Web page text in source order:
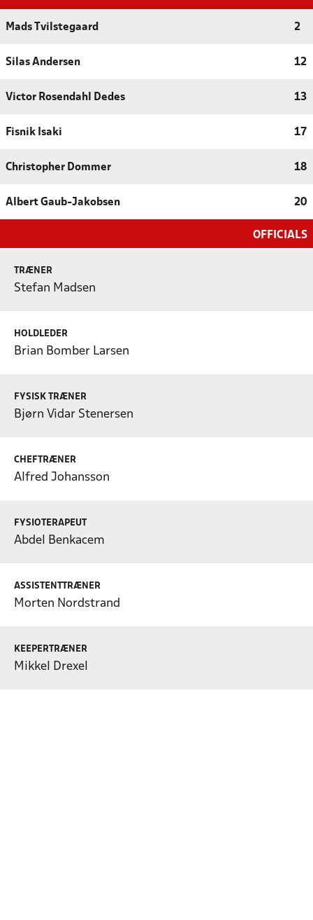
Mads Tvilstegaard 2
Silas Andersen 12
Victor Rosendahl Dedes 13
Fisnik Isaki 17
Christopher Dommer 18
Albert Gaub-Jakobsen 20
OFFICIALS
TRÆNER
Stefan Madsen
HOLDLEDER
Brian Bomber Larsen
FYSISK TRÆNER
Bjørn Vidar Stenersen
CHEFTRÆNER
Alfred Johansson
FYSIOTERAPEUT
Abdel Benkacem
ASSISTENTTRÆNER
Morten Nordstrand
KEEPERTRÆNER
Mikkel Drexel